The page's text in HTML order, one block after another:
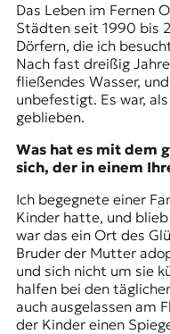
Das Leben im Fernen
Städten seit 1990 bis
Dörfern, die ich
Nach fast dreißig
fließendes Wasser,
unbefestigt. Es war,
geblieben.
Was hat es mit dem
sich, der in einem
Ich begegnete einer
Kinder hatte, und
war das ein Ort des
Bruder der Mutter
und sich nicht um sie
halfen bei den
auch ausgelassen am
der Kinder einen